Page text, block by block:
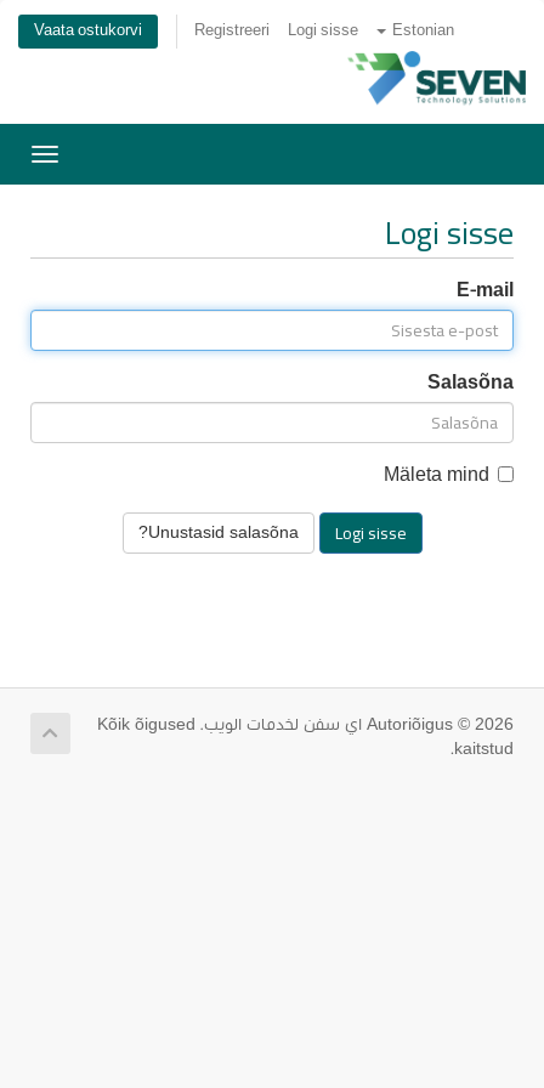
Estonian
Logi sisse
Registreeri
Vaata ostukorvi
Logi sisse
E-mail
Salasõna
Mäleta mind
Unustasid salasõna?
Autoriõigus © 2026 اي سفن لخدمات الويب. Kõik õigused
kaitstud.